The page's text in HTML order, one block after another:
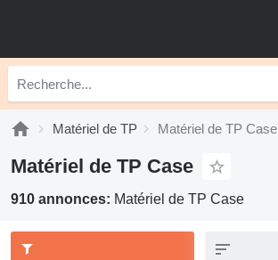
Matériel de TP Matériel de TP Case
Matériel de TP Case
910 annonces: Matériel de TP Case